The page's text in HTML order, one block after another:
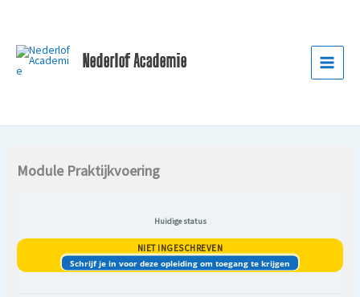
inhoud
Nederlof Academie
Module Praktijkvoering
Huidige status
NIET INGESCHREVEN
Schrijf je in voor deze opleiding om toegang te krijgen